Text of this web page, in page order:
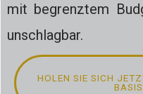
mit begrenztem
unschlagbar.
HOLEN SIE SICH